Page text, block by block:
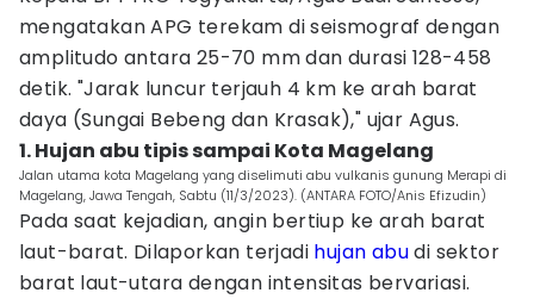
mengatakan APG terekam di seismograf dengan
amplitudo antara 25-70 mm dan durasi 128-458
detik. "Jarak luncur terjauh 4 km ke arah barat
daya (Sungai Bebeng dan Krasak)," ujar Agus.
1. Hujan abu tipis sampai Kota Magelang
Jalan utama kota Magelang yang diselimuti abu vulkanis gunung Merapi di
Magelang, Jawa Tengah, Sabtu (11/3/2023). (ANTARA FOTO/Anis Efizudin)
Pada saat kejadian, angin bertiup ke arah barat
laut-barat. Dilaporkan terjadi hujan abudi sektor
barat laut-utara dengan intensitas bervariasi.